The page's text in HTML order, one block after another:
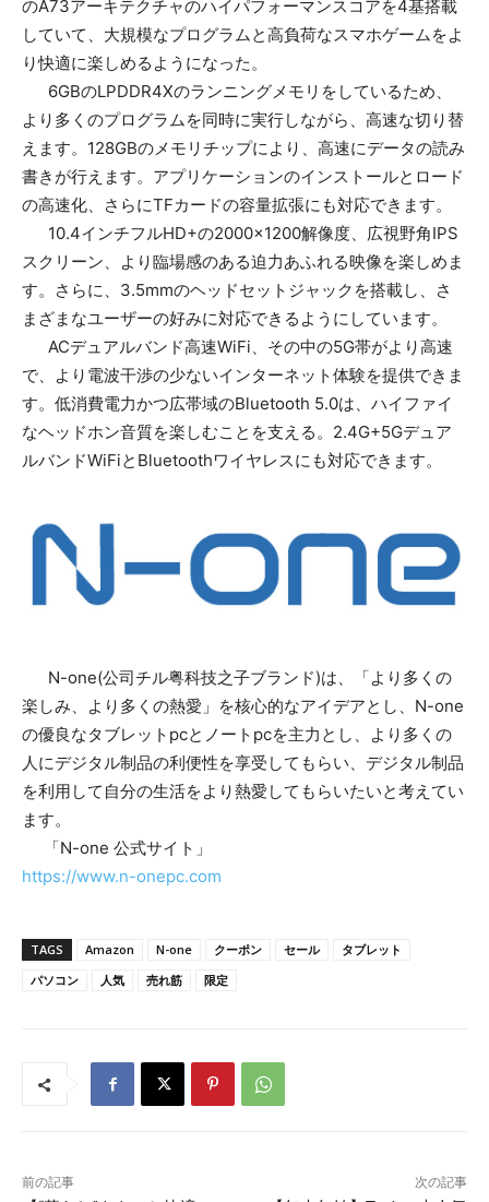
のA73アーキテクチャのハイパフォーマンスコアを4基搭載
していて、大規模なプログラムと高負荷なスマホゲームをよ
り快適に楽しめるようになった。
6GBのLPDDR4Xのランニングメモリをしているため、
より多くのプログラムを同時に実行しながら、高速な切り替
えます。128GBのメモリチップにより、高速にデータの読み
書きが行えます。アプリケーションのインストールとロード
の高速化、さらにTFカードの容量拡張にも対応できます。
10.4インチフルHD+の2000×1200解像度、広視野角IPS
スクリーン、より臨場感のある迫力あふれる映像を楽しめま
す。さらに、3.5mmのヘッドセットジャックを搭載し、さ
まざまなユーザーの好みに対応できるようにしています。
ACデュアルバンド高速WiFi、その中の5G帯がより高速
で、より電波干渉の少ないインターネット体験を提供できま
す。低消費電力かつ広帯域のBluetooth 5.0は、ハイファイ
なヘッドホン音質を楽しむことを支える。2.4G+5Gデュア
ルバンドWiFiとBluetoothワイヤレスにも対応できます。
N-one(公司チル粤科技之子ブランド)は、「より多くの
楽しみ、より多くの熱愛」を核心的なアイデアとし、N-one
の優良なタブレットpcとノートpcを主力とし、より多くの
人にデジタル制品の利便性を享受してもらい、デジタル制品
を利用して自分の生活をより熱愛してもらいたいと考えてい
ます。
「N-one 公式サイト」
https://www.n-onepc.com
TAGS Amazon N-one クーポン セール
タブレット
パソコン
人気 売れ筋 限定
前の記事 次の記事